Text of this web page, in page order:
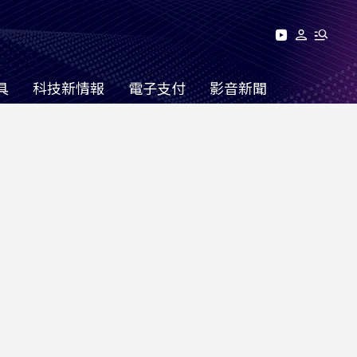
科技新情報 電子支付 影音新聞